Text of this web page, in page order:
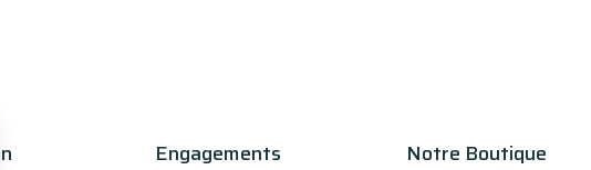
Engagements Notre Boutique